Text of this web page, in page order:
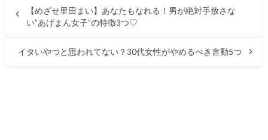
【めざせ里田まい】あなたもなれる！男が絶対手放さな
い”あげまん女子”の特徴3つ♡
イタいやつと思われてない？30代女性がやめるべき言動5つ